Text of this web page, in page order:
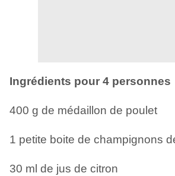
Ingrédients pour 4 personnes
400 g de médaillon de poulet
1 petite boite de champignons
30 ml de jus de citron